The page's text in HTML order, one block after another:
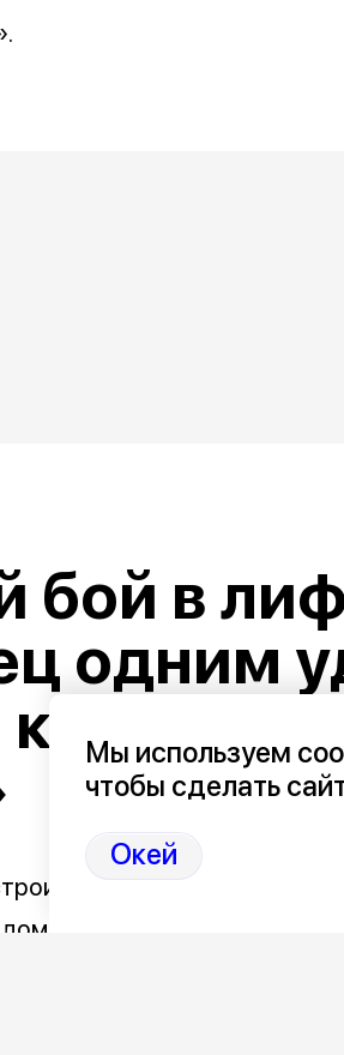
бой в
одним
в
«темную» камере
в Воронеже. Инцидент
Мы используем
чтобы сделать
Окей